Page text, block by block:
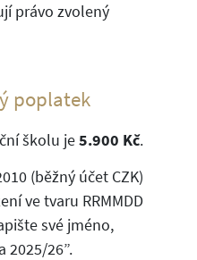
právo zvolený
poplatek
školu je5.900 Kč.
(běžný účet CZK)
ve tvaru RRMMDD
své jméno,
2025/26”.